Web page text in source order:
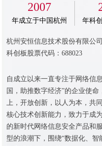
2007
年成立于中国杭州 年科
杭州安恒信息技术股份有限公
科创板股票代码：688023
自成立以来一直专注于网络信
国，助推数字经济”的企业使
上，开放创新，以人为本，共
核心技术创新能力，致力于成
的新时代网络信息安全产品和
型的浪潮下，围绕“数据化、